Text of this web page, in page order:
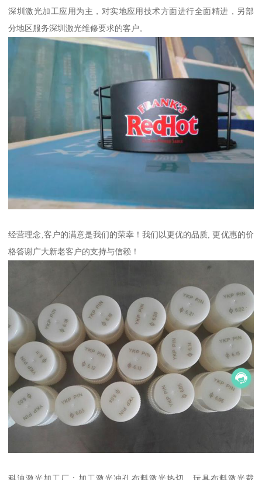
深圳激光加工应用为主，对实地应用技术方面进行全面精进，另部
分地区服务深圳激光维修要求的客户。
经营理念,客户的满意是我们的荣幸！我们以更优的品质, 更优惠的价
格答谢广大新老客户的支持与信赖！